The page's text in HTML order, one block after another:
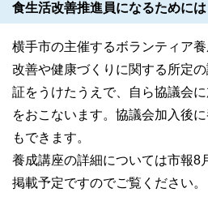
食生活改善推進員になるためには
横手市の主催するボランティア
改善や健康づくりに関する所定
証をうけたうえで、自ら協議会
をおこないます。協議会加入後
もできます。
養成講座の詳細については市報8
掲載予定ですのでご覧ください。